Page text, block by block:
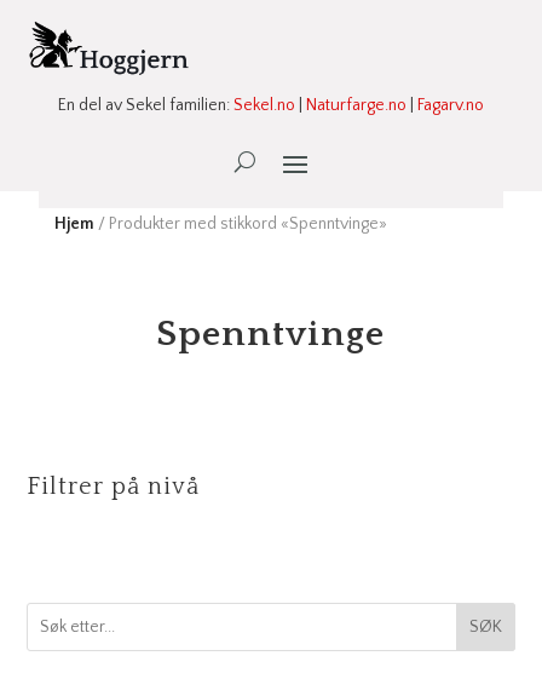
En del av Sekel familien:Sekel.no Naturfarge.no Fagarv.no
Ønskeliste -
Hjem / Produkter med stikkord «Spenntvinge»
Spenntvinge
Filtrer på nivå
SØK